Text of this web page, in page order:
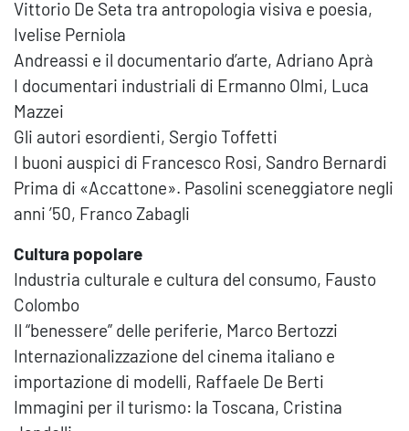
Vittorio De Seta tra antropologia visiva e poesia,
Ivelise Perniola
Andreassi e il documentario d’arte, Adriano Aprà
I documentari industriali di Ermanno Olmi, Luca
Mazzei
Gli autori esordienti, Sergio Toffetti
I buoni auspici di Francesco Rosi, Sandro Bernardi
Prima di «Accattone». Pasolini sceneggiatore negli
anni ’50, Franco Zabagli
Cultura popolare
Industria culturale e cultura del consumo, Fausto
Colombo
Il “benessere” delle periferie, Marco Bertozzi
Internazionalizzazione del cinema italiano e
importazione di modelli, Raffaele De Berti
Immagini per il turismo: la Toscana, Cristina